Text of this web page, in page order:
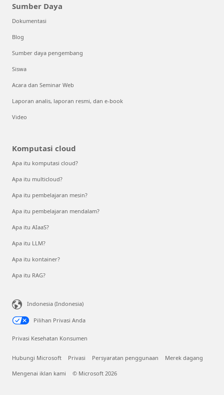
Sumber Daya
Dokumentasi
Blog
Sumber daya pengembang
Siswa
Acara dan Seminar Web
Laporan analis, laporan resmi, dan e-book
Video
Komputasi cloud
Apa itu komputasi cloud?
Apa itu multicloud?
Apa itu pembelajaran mesin?
Apa itu pembelajaran mendalam?
Apa itu AIaaS?
Apa itu LLM?
Apa itu kontainer?
Apa itu RAG?
Indonesia (Indonesia)
Pilihan Privasi Anda
Privasi Kesehatan Konsumen
Hubungi Microsoft Privasi Persyaratan penggunaan Merek dagang
Mengenai iklan kami © Microsoft 2026